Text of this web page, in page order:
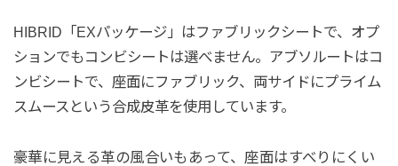
HIBRID「EXパッケージ」はファブリックシートで、オプ
ションでもコンビシートは選べません。アブソルートはコ
ンビシートで、座面にファブリック、両サイドにプライム
スムースという合成皮革を使用しています。
豪華に見える革の風合いもあって、座面はすべりにくい